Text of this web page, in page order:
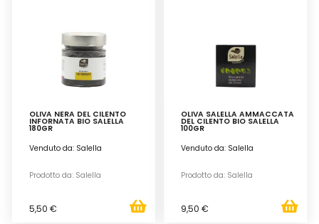
OLIVA NERA DEL CILENTO
INFORNATA BIO SALELLA
180GR
Venduto da: Salella
Prodotto da: Salella
5,50 €
OLIVA SALELLA AMMACCATA
DEL CILENTO BIO SALELLA
100GR
Venduto da: Salella
Prodotto da: Salella
9,50 €